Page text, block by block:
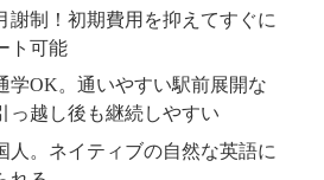
謝制！初期費用を抑えてすぐに
ト可能
学OK。通いやすい駅前展開な
っ越し後も継続しやすい
人。ネイティブの自然な英語に